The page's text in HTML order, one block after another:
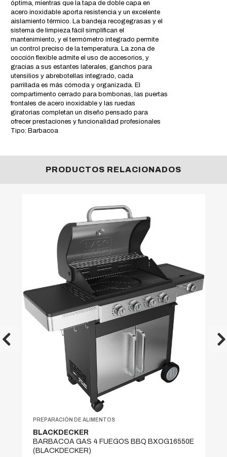
óptima, mientras que la tapa de doble capa en
acero inoxidable aporta resistencia y un excelente
aislamiento térmico. La bandeja recogegrasas y el
sistema de limpieza fácil simplifican el
mantenimiento, y el termómetro integrado permite
un control preciso de la temperatura. La zona de
cocción flexible admite el uso de accesorios, y
gracias a sus estantes laterales, ganchos para
utensilios y abrebotellas integrado, cada
parrillada es más cómoda y organizada. El
compartimento cerrado para bombonas, las puertas
frontales de acero inoxidable y las ruedas
giratorias completan un diseño pensado para
ofrecer prestaciones y funcionalidad profesionales
Tipo: Barbacoa
PRODUCTOS RELACIONADOS
PREPARACIÓN DE ALIMENTOS
BLACKDECKER
BARBACOA GAS 4 FUEGOS BBQ BXOG16550E
(BLACKDECKER)